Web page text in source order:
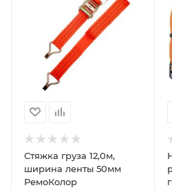
Стяжка груза 12,0м,
ширина ленты 50мм
РемоКолор